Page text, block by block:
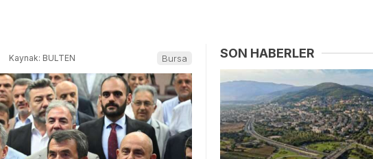
Kaynak: BULTEN Bursa SON HABERLER